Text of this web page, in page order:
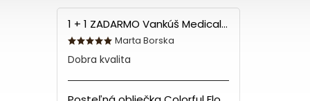
1 + 1 ZADARMO Vankúš Medical 70x90 cm
Marta Borska
Dobra kvalita